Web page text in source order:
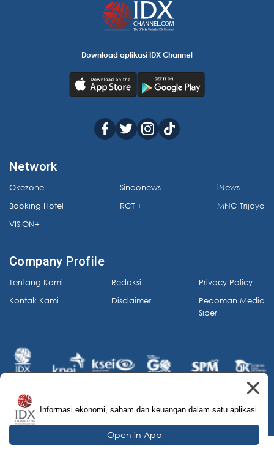
Download aplikasi IDX Channel
Network
Okezone
Booking Hotel
VISION+
Sindonews
RCTI+
iNews
MNC Trijaya
Company Profile
Tentang Kami
Kontak Kami
Redaksi
Disclaimer
Privacy Policy
Pedoman Media
Siber
© 2026 IDX Channel. All Rights Reserved.
Informasi ekonomi, saham dan keuangan dalam satu aplikasi.
Open in App